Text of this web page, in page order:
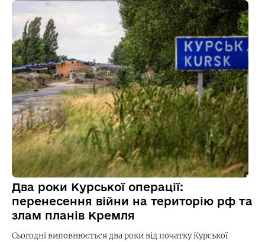
Два роки Курської операції:
перенесення війни на територію рф та
злам планів Кремля
Сьогодні виповнюється два роки від початку Курської